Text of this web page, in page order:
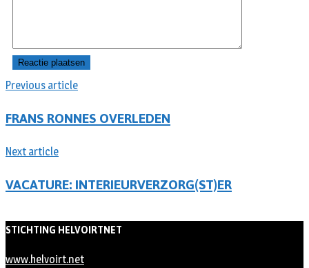
Previous article
FRANS RONNES OVERLEDEN
Next article
VACATURE: INTERIEURVERZORG(ST)ER
STICHTING HELVOIRTNET
www.helvoirt.net